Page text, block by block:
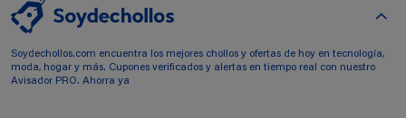
Soydechollos.com encuentra los mejores chollos y ofertas de hoy en tecnología,
moda, hogar y más. Cupones verificados y alertas en tiempo real con nuestro
Avisador PRO. Ahorra ya